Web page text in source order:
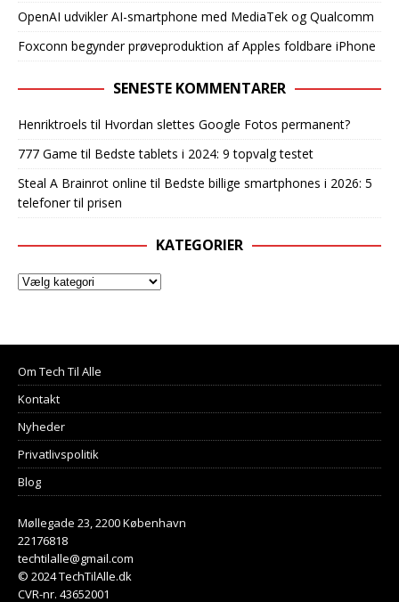
OpenAI udvikler AI-smartphone med MediaTek og Qualcomm
Foxconn begynder prøveproduktion af Apples foldbare iPhone
SENESTE KOMMENTARER
Henriktroels til Hvordan slettes Google Fotos permanent?
777 Game til Bedste tablets i 2024: 9 topvalg testet
Steal A Brainrot online til Bedste billige smartphones i 2026: 5
telefoner til prisen
KATEGORIER
Om Tech Til Alle
Kontakt
Nyheder
Privatlivspolitik
Blog
Møllegade 23, 2200 København
22176818
techtilalle@gmail.com
© 2024 TechTilAlle.dk
CVR-nr. 43652001